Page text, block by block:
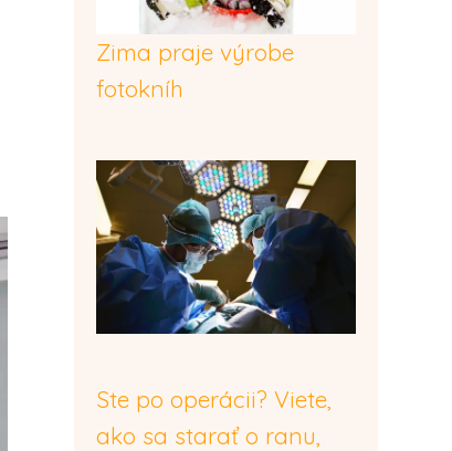
Zima praje výrobe
fotokníh
Ste po operácii? Viete,
ako sa starať o ranu,